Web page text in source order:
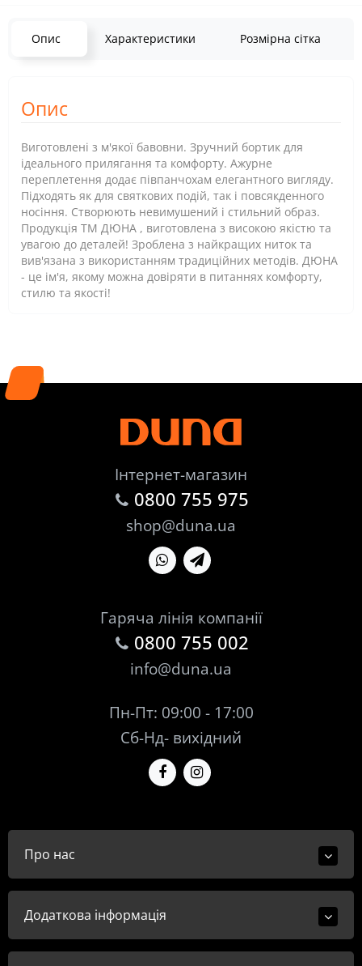
Опис Характеристики Розмірна сітка
Опис
Виготовлені з м'якої бавовни. Зручний бортик для
ідеального прилягання та комфорту. Ажурне
переплетення додає півпанчохам елегантного вигляду.
Підходять як для святкових подій, так і повсякденного
носіння. Створюють невимушений і стильний образ.
Продукція ТМ ДЮНА , виготовлена з високою якістю та
увагою до деталей! Зроблена з найкращих ниток та
вив'язана з використанням традиційних методів. ДЮНА
- це ім'я, якому можна довіряти в питаннях комфорту,
стилю та якості!
Інтернет-магазин
0800 755 975
shop@duna.ua
Гаряча лінія компанії
0800 755 002
info@duna.ua
Пн-Пт: 09:00 - 17:00
Сб-Нд- вихідний
Про нас
Додаткова інформація